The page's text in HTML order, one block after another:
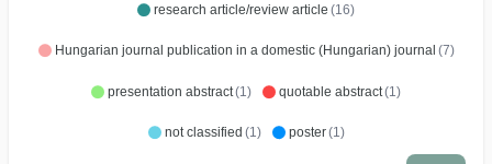
research article/review article (16)
Hungarian journal publication in a domestic (Hungarian) journal (7)
presentation abstract(1) quotable abstract(1)
not classified (1) poster(1)